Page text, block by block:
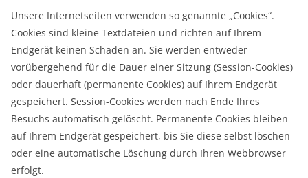
Unsere Internetseiten verwenden so genannte „Cookies“.
Cookies sind kleine Textdateien und richten auf Ihrem
Endgerät keinen Schaden an. Sie werden entweder
vorübergehend für die Dauer einer Sitzung (Session-Cookies)
oder dauerhaft (permanente Cookies) auf Ihrem Endgerät
gespeichert. Session-Cookies werden nach Ende Ihres
Besuchs automatisch gelöscht. Permanente Cookies bleiben
auf Ihrem Endgerät gespeichert, bis Sie diese selbst löschen
oder eine automatische Löschung durch Ihren Webbrowser
erfolgt.